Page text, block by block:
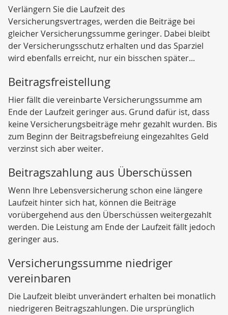
Verlängern Sie die Laufzeit des
Versicherungsvertrages, werden die Beiträge bei
gleicher Versicherungssumme geringer. Dabei bleibt
der Versicherungsschutz erhalten und das Sparziel
wird ebenfalls erreicht, nur ein bisschen später...
Beitragsfreistellung
Hier fällt die vereinbarte Versicherungssumme am
Ende der Laufzeit geringer aus. Grund dafür ist, dass
keine Versicherungsbeiträge mehr gezahlt wurden. Bis
zum Beginn der Beitragsbefreiung eingezahltes Geld
verzinst sich aber weiter.
Beitragszahlung aus Überschüssen
Wenn Ihre Lebensversicherung schon eine längere
Laufzeit hinter sich hat, können die Beiträge
vorübergehend aus den Überschüssen weitergezahlt
werden. Die Leistung am Ende der Laufzeit fällt jedoch
geringer aus.
Versicherungssumme niedriger
vereinbaren
Die Laufzeit bleibt unverändert erhalten bei monatlich
niedrigeren Beitragszahlungen. Die ursprünglich